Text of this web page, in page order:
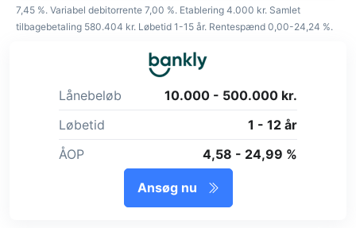
7,45 %. Variabel debitorrente 7,00 %. Etablering 4.000 kr. Samlet
tilbagebetaling 580.404 kr. Løbetid 1-15 år. Rentespænd 0,00-24,24 %.
Lånebeløb
10.000 - 500.000 kr.
Løbetid
1 - 12 år
ÅOP
4,58 - 24,99 %
Ansøg nu